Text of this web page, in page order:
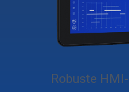
Robuste